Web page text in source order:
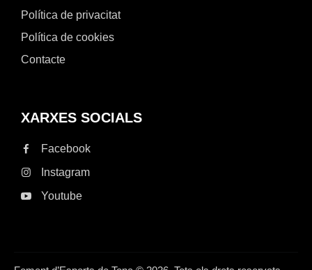
Política de privacitat
Política de cookies
Contacte
XARXES SOCIALS
Facebook
Instagram
Youtube